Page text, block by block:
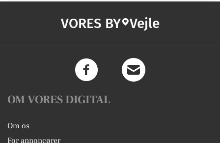
VORES BY Vejle
OM VORES DIGITAL
Om os
For annoncører